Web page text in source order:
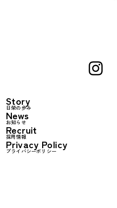
Story
日榮の歩み
News
お知らせ
Recruit
採用情報
Privacy Policy
プライバシーポリシー